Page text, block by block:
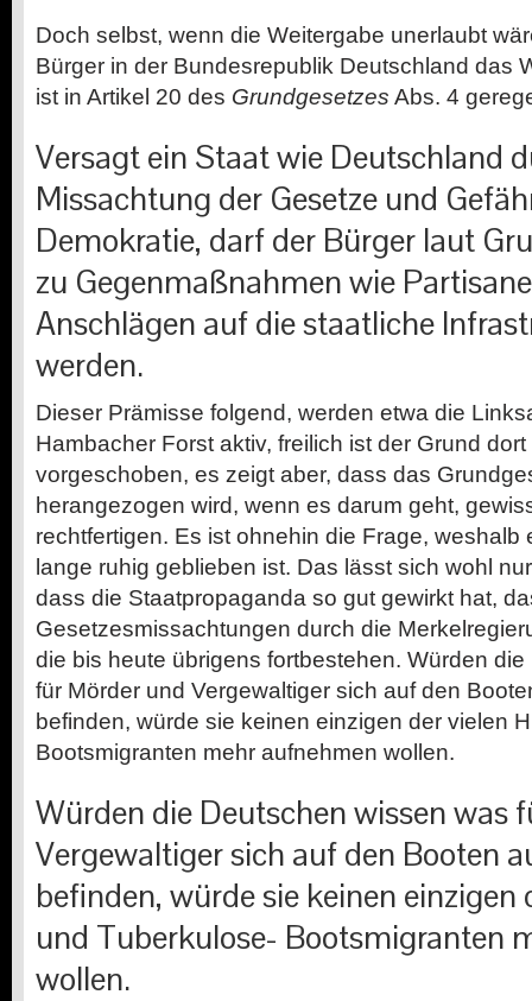
Doch selbst, wenn die Weitergabe unerlaubt
Bürger in der Bundesrepublik Deutschland das
ist in Artikel 20 des Grundgesetzes Abs. 4
Versagt ein Staat wie Deutschland
Missachtung der Gesetze und
Demokratie, darf der Bürger laut
zu Gegenmaßnahmen wie
Anschlägen auf die staatliche
werden.
Dieser Prämisse folgend, werden etwa die
Hambacher Forst aktiv, freilich ist der Grund
vorgeschoben, es zeigt aber, dass das
herangezogen wird, wenn es darum geht,
rechtfertigen. Es ist ohnehin die Frage, weshalb
lange ruhig geblieben ist. Das lässt sich wohl
dass die Staatpropaganda so gut gewirkt hat,
Gesetzesmissachtungen durch die
die bis heute übrigens fortbestehen. Würden
für Mörder und Vergewaltiger sich auf den
befinden, würde sie keinen einzigen der vielen
Bootsmigranten mehr aufnehmen wollen.
Würden die Deutschen wissen was
Vergewaltiger sich auf den Booten
befinden, würde sie keinen einzigen
und Tuberkulose- Bootsmigranten
wollen.